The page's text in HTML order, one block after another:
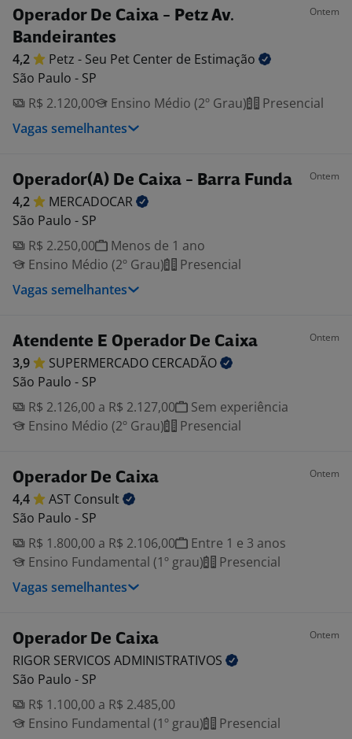
Operador De Caixa - Petz Av.
Bandeirantes
Ontem
4,2 Petz - Seu Pet Center de Estimação
São Paulo - SP
R$ 2.120,00
Ensino Médio (2º Grau)
Presencial
Vagas semelhantes
Operador(A) De Caixa - Barra Funda Ontem
4,2
MERCADOCAR
São Paulo - SP
R$ 2.250,00
Menos de 1 ano
Ensino Médio (2º Grau)
Presencial
Vagas semelhantes
Atendente E Operador De Caixa Ontem
3,9 SUPERMERCADO CERCADÃO
São Paulo - SP
R$ 2.126,00 a R$ 2.127,00
Sem experiência
Ensino Médio (2º Grau)
Presencial
Operador De Caixa Ontem
4,4 AST Consult
São Paulo - SP
R$ 1.800,00 a R$ 2.106,00
Entre 1 e 3 anos
Ensino Fundamental (1º grau)
Presencial
Vagas semelhantes
Operador De Caixa Ontem
RIGOR SERVICOS ADMINISTRATIVOS
São Paulo - SP
R$ 1.100,00 a R$ 2.485,00
Ensino Fundamental (1º grau)
Presencial